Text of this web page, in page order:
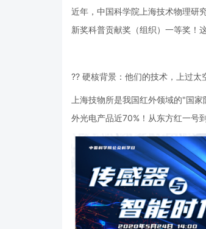
近年，中国科学院上海技术物理
新奖科普贡献奖（组织）一等奖！
?? 硬核背景：他们的技术，上过太
上海技物所是我国红外领域的"国
外光电产品近70%！从东方红一号